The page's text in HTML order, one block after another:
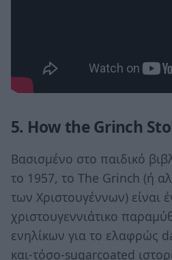
5. How the Grinch
Βασισμένο στο παιδικό
το 1957, το The Grinch (ή
των Χριστουγέννων) είναι
χριστουγεννιάτικο
ενηλίκων για το ελαφρώς
και-τόσο-sugarcoated